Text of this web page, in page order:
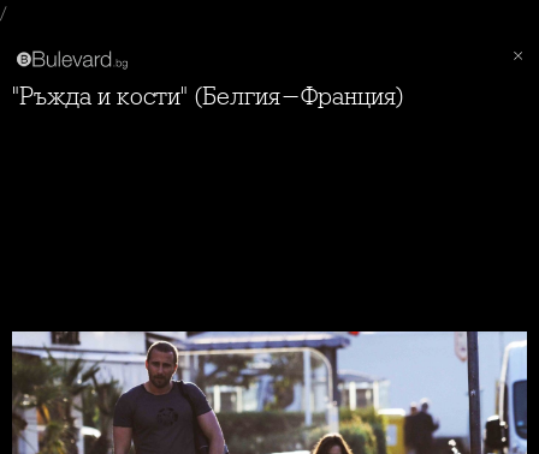
/
"Ръжда и кости" (Белгия-Франция)